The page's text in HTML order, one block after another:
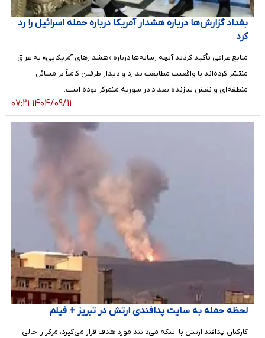
بغداد گزارش‌ها درباره هشدار آمریکا درباره حمله اسرائیل را رد
کرد
منابع عراقی تأکید کردند آنچه رسانه‌ها درباره «هشدارهای آمریکایی» به عراق
منتشر کرده‌اند با واقعیت مطابقت ندارد و دیدار طرفین کاملاً بر مسائل
منطقه‌ای و نقش سازنده بغداد در سوریه متمرکز بوده است.
۱۴۰۴/۰۹/۱۱ ۰۷:۲۱
لحظه حمله به سایت پدافندی ارتش در تبریز + فیلم
کارکنان پدافند ارتش با اینکه می‌دانند مورد هدف قرار می‌گیرد، مرکز را خالی